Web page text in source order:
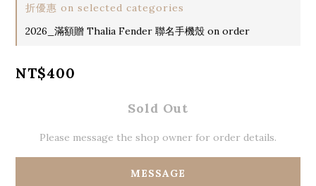
折優惠 on selected categories
2026_滿額贈 Thalia Fender 聯名手機殼 on order
NT$400
Sold Out
Please message the shop owner for order details.
MESSAGE